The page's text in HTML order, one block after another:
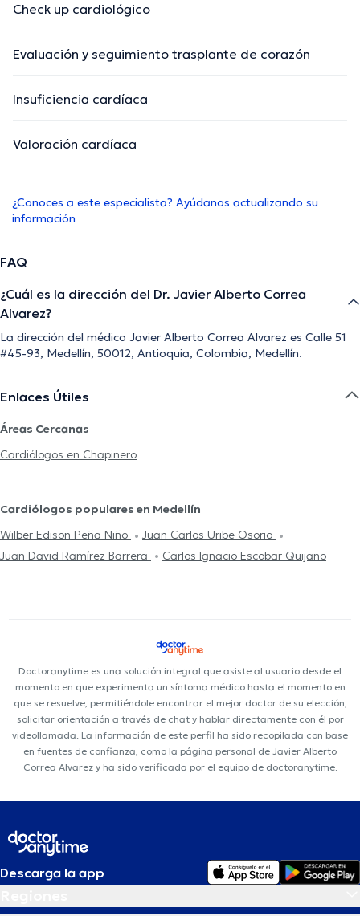
Check up cardiológico
Evaluación y seguimiento trasplante de corazón
Insuficiencia cardíaca
Valoración cardíaca
¿Conoces a este especialista? Ayúdanos actualizando su
información
FAQ
¿Cuál es la dirección del Dr. Javier Alberto Correa
Alvarez?
La dirección del médico Javier Alberto Correa Alvarez es Calle 51
#45-93, Medellín, 50012, Antioquia, Colombia, Medellín.
Enlaces Útiles
Áreas Cercanas
Cardiólogos en Chapinero
Cardiólogos populares en Medellín
Wilber Edison Peña Niño
Juan Carlos Uribe Osorio
Juan David Ramírez Barrera
Carlos Ignacio Escobar Quijano
Doctoranytime es una solución integral que asiste al usuario desde el
momento en que experimenta un síntoma médico hasta el momento en
que se resuelve, permitiéndole encontrar el mejor doctor de su elección,
solicitar orientación a través de chat y hablar directamente con él por
videollamada. La información de este perfil ha sido recopilada con base
en fuentes de confianza, como la página personal de Javier Alberto
Correa Alvarez y ha sido verificada por el equipo de doctoranytime.
Descarga la app